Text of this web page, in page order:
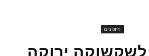
מתכונים
לשקשוקה ירוקה